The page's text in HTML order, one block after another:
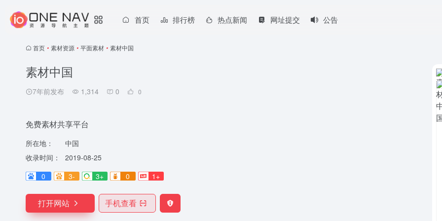
首页 排行榜 热点新闻 网址提交 公告
首页 • 素材资源 • 平面素材 • 素材中国
素材中国
7年前发布 1,314 0 0
免费素材共享平台
所在地：
中国
收录时间：
2019-08-25
0
3- 3+ 0 1+
打开网站 手机查看